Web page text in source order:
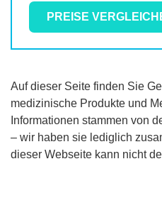
PREISE
Auf dieser Seite finden Sie
medizinische Produkte und
Informationen stammen von
– wir haben sie lediglich
dieser Webseite kann nicht